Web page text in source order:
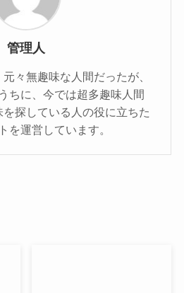
管理人
々無趣味な人間だったが、
ちに、今では超多趣味人間
探している人の役に立ちた
を運営しています。